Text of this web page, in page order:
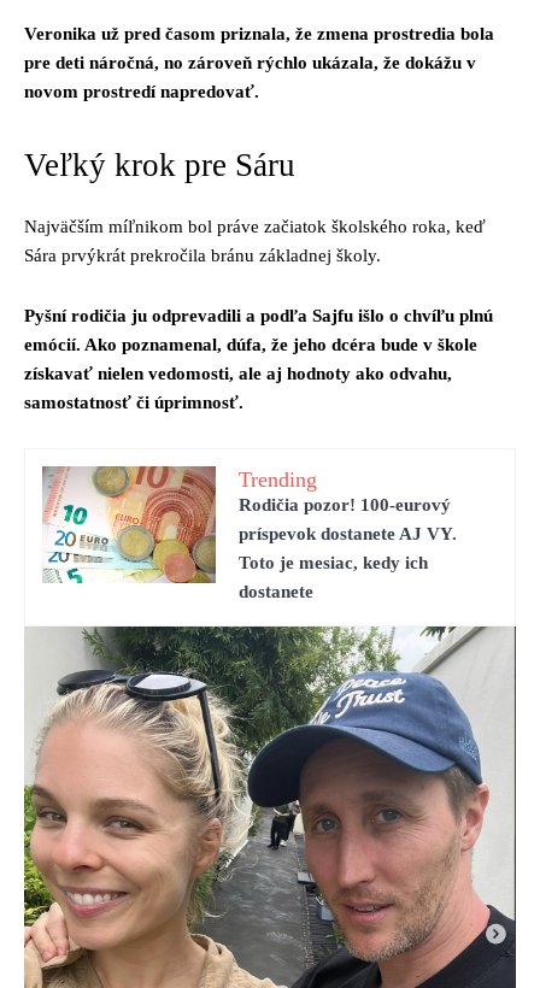
Veronika už pred časom priznala, že zmena prostredia bola
pre deti náročná, no zároveň rýchlo ukázala, že dokážu v
novom prostredí napredovať.
Veľký krok pre Sáru
Najväčším míľnikom bol práve začiatok školského roka, keď
Sára prvýkrát prekročila bránu základnej školy.
Pyšní rodičia ju odprevadili a podľa Sajfu išlo o chvíľu plnú
emócií. Ako poznamenal, dúfa, že jeho dcéra bude v škole
získavať nielen vedomosti, ale aj hodnoty ako odvahu,
samostatnosť či úprimnosť.
Trending
Rodičia pozor! 100-eurový
príspevok dostanete AJ VY.
Toto je mesiac, kedy ich
dostanete